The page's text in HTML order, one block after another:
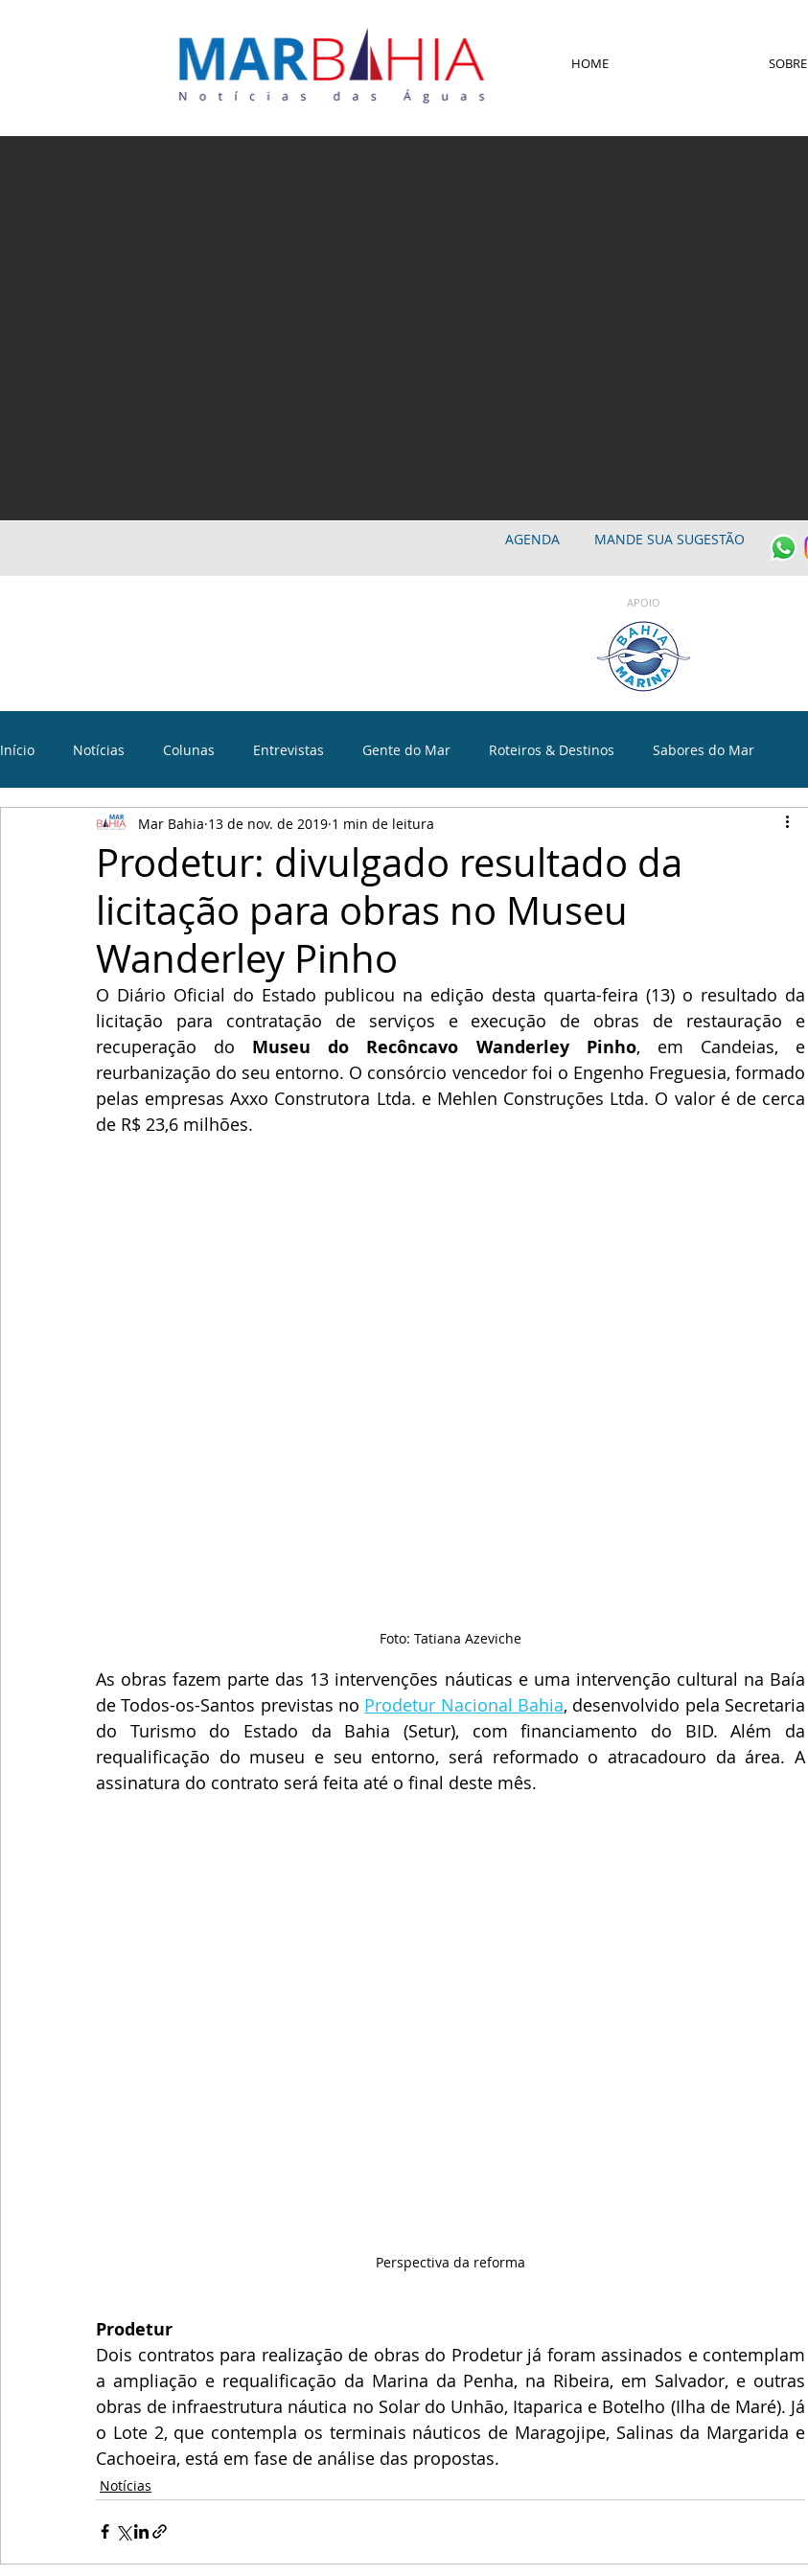
HOME SOBRE
Início Notícias Colunas Entrevistas Gente do Mar Roteiros & Destinos Sabores do Mar
Curiosidades
Prodetur: divulgado resultado da
licitação para obras no Museu
Wanderley Pinho
Mar Bahia 13 de nov. de 2019 1 min de leitura
O Diário Oficial do Estado publicou na edição desta quarta-feira (13) o resultado da
licitação para contratação de serviços e execução de obras de restauração e
recuperação do Museu do Recôncavo Wanderley Pinho, em Candeias, e
reurbanização do seu entorno. O consórcio vencedor foi o Engenho Freguesia, formado
pelas empresas Axxo Construtora Ltda. e Mehlen Construções Ltda. O valor é de cerca
de R$ 23,6 milhões.
Foto: Tatiana Azeviche
As obras fazem parte das 13 intervenções náuticas e uma intervenção cultural na Baía
de Todos-os-Santos previstas no Prodetur Nacional Bahia, desenvolvido pela Secretaria
do Turismo do Estado da Bahia (Setur), com financiamento do BID. Além da
requalificação do museu e seu entorno, será reformado o atracadouro da área. A
assinatura do contrato será feita até o final deste mês.
Perspectiva da reforma
Prodetur
Dois contratos para realização de obras do Prodetur já foram assinados e contemplam
a ampliação e requalificação da Marina da Penha, na Ribeira, em Salvador, e outras
obras de infraestrutura náutica no Solar do Unhão, Itaparica e Botelho (Ilha de Maré). Já
o Lote 2, que contempla os terminais náuticos de Maragojipe, Salinas da Margarida e
Cachoeira, está em fase de análise das propostas.
Notícias
AGENDA MANDE SUA SUGESTÃO
APOIO